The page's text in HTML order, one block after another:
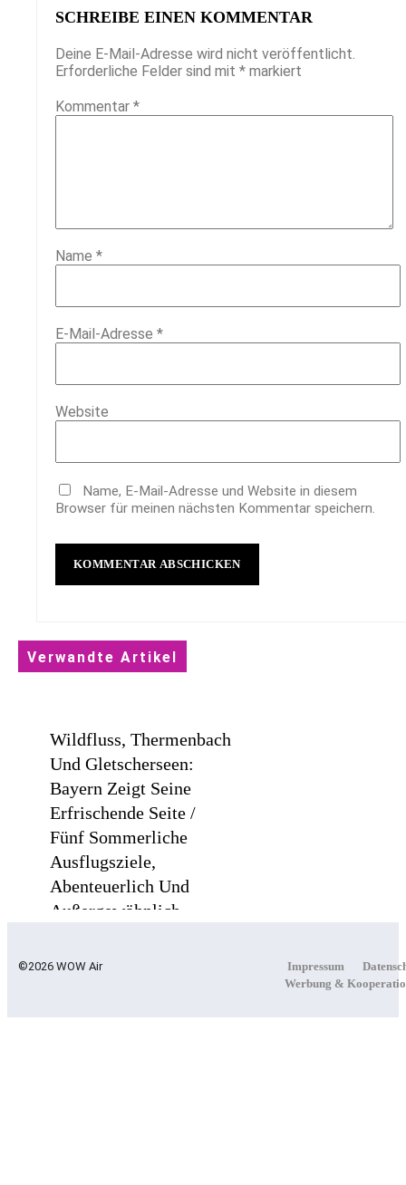
SCHREIBE EINEN KOMMENTAR
Deine E-Mail-Adresse wird nicht veröffentlicht.
Erforderliche Felder sind mit * markiert
Kommentar *
Name *
E-Mail-Adresse *
Website
Name, E-Mail-Adresse und Website in diesem
Browser für meinen nächsten Kommentar speichern.
Verwandte Artikel
Wildfluss, Thermenbach
Und Gletscherseen:
Bayern Zeigt Seine
Erfrischende Seite /
Fünf Sommerliche
Ausflugsziele,
Abenteuerlich Und
Außergewöhnlich
©2026 WOW Air Impressum
Werbung &